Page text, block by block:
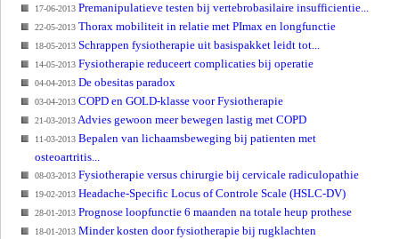
17-06-2013 Premanipulatieve testen bij vertebrobasilaire insufficientie...
22-05-2013 Thorax mobiliteit in relatie met PImax en longfunctie
18-05-2013 Schrappen fysiotherapie uit basispakket leidt tot...
14-05-2013 Fysiotherapie reduceert complicaties bij operatie
04-04-2013 De obesitas paradox
03-04-2013 COPD en GOLD-klasse voor Fysiotherapie
21-03-2013Advies gewoon meer bewegen lastig met COPD
11-03-2013 Bepalen van lichaamsbeweging bij patienten met
osteoartritis...
08-03-2013 Fysiotherapie versus chirurgie bij cervicale radiculopathie
19-02-2013 Headache-Specific Locus of Controle Scale (HSLC-DV)
28-01-2013 Prognose loopfunctie 6 maanden na totale heup prothese
18-01-2013 Minder kosten door fysiotherapie bij rugklachten